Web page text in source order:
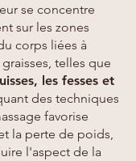
se concentre
sur les zones
corps liées à
telles que
les fesses et
des techniques
favorise
la perte de poids,
l'aspect de la